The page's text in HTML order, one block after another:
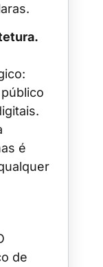
é
de